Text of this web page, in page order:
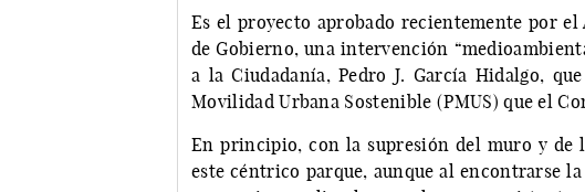
Es el proyecto aprobado recientemente por
de Gobierno, una intervención
a la Ciudadanía, Pedro J. García Hidalgo,
Movilidad Urbana Sostenible (PMUS) que el
En principio, con la supresión del muro y de
este céntrico parque, aunque al encontrarse